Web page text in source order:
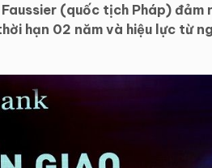
(quốc tịch Pháp) đảm
hạn 02 năm và hiệu lực từ